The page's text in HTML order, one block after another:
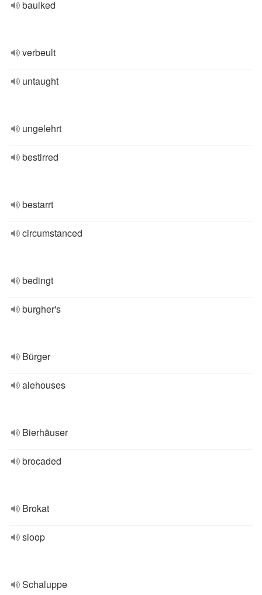
baulked
verbeult
untaught
ungelehrt
bestirred
bestarrt
circumstanced
bedingt
burgher's
Bürger
alehouses
Bierhäuser
brocaded
Brokat
sloop
Schaluppe